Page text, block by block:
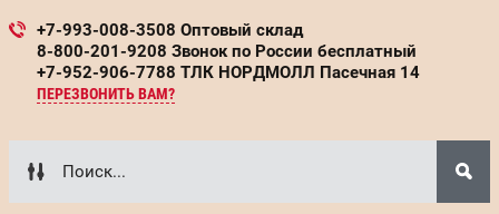
+7-993-008-3508 Оптовый склад
8-800-201-9208 Звонок по России бесплатный
+7-952-906-7788 ТЛК НОРДМОЛЛ Пасечная 14
ПЕРЕЗВОНИТЬ ВАМ?